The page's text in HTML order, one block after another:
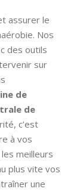
assurer le
Nos
des outils
sur
de
de
c’est
à vos
meilleurs
plus vite vos
une